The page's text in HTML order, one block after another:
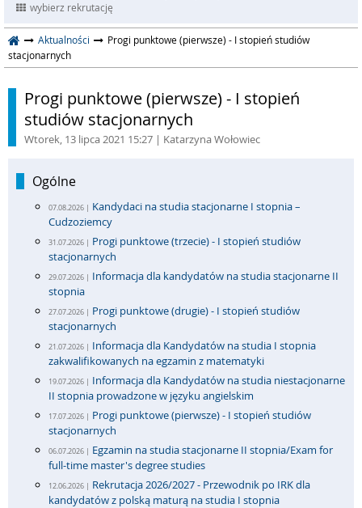
wybierz rekrutację
Aktualności
Progi punktowe (pierwsze) - I stopień studiów
stacjonarnych
Progi punktowe (pierwsze) - I stopień
studiów stacjonarnych
Wtorek, 13 lipca 2021 15:27 | Katarzyna Wołowiec
Ogólne
07.08.2026 | Kandydaci na studia stacjonarne I stopnia –
Cudzoziemcy
31.07.2026 | Progi punktowe (trzecie) - I stopień studiów
stacjonarnych
29.07.2026 | Informacja dla kandydatów na studia stacjonarne II
stopnia
27.07.2026 | Progi punktowe (drugie) - I stopień studiów
stacjonarnych
21.07.2026 | Informacja dla Kandydatów na studia I stopnia
zakwalifikowanych na egzamin z matematyki
19.07.2026 | Informacja dla Kandydatów na studia niestacjonarne
II stopnia prowadzone w języku angielskim
17.07.2026 | Progi punktowe (pierwsze) - I stopień studiów
stacjonarnych
06.07.2026 | Egzamin na studia stacjonarne II stopnia/Exam for
full-time master's degree studies
12.06.2026 | Rekrutacja 2026/2027 - Przewodnik po IRK dla
kandydatów z polską maturą na studia I stopnia